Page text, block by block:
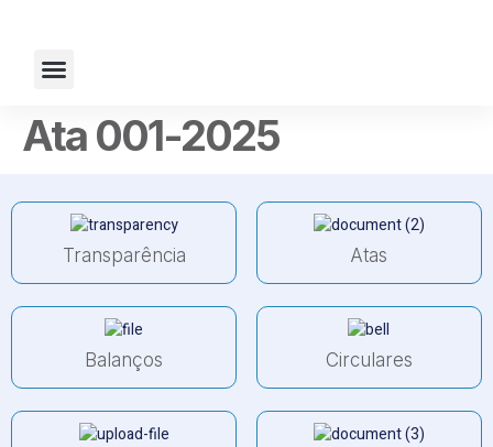
Ata 001-2025
Transparência Atas
Balanços Circulares